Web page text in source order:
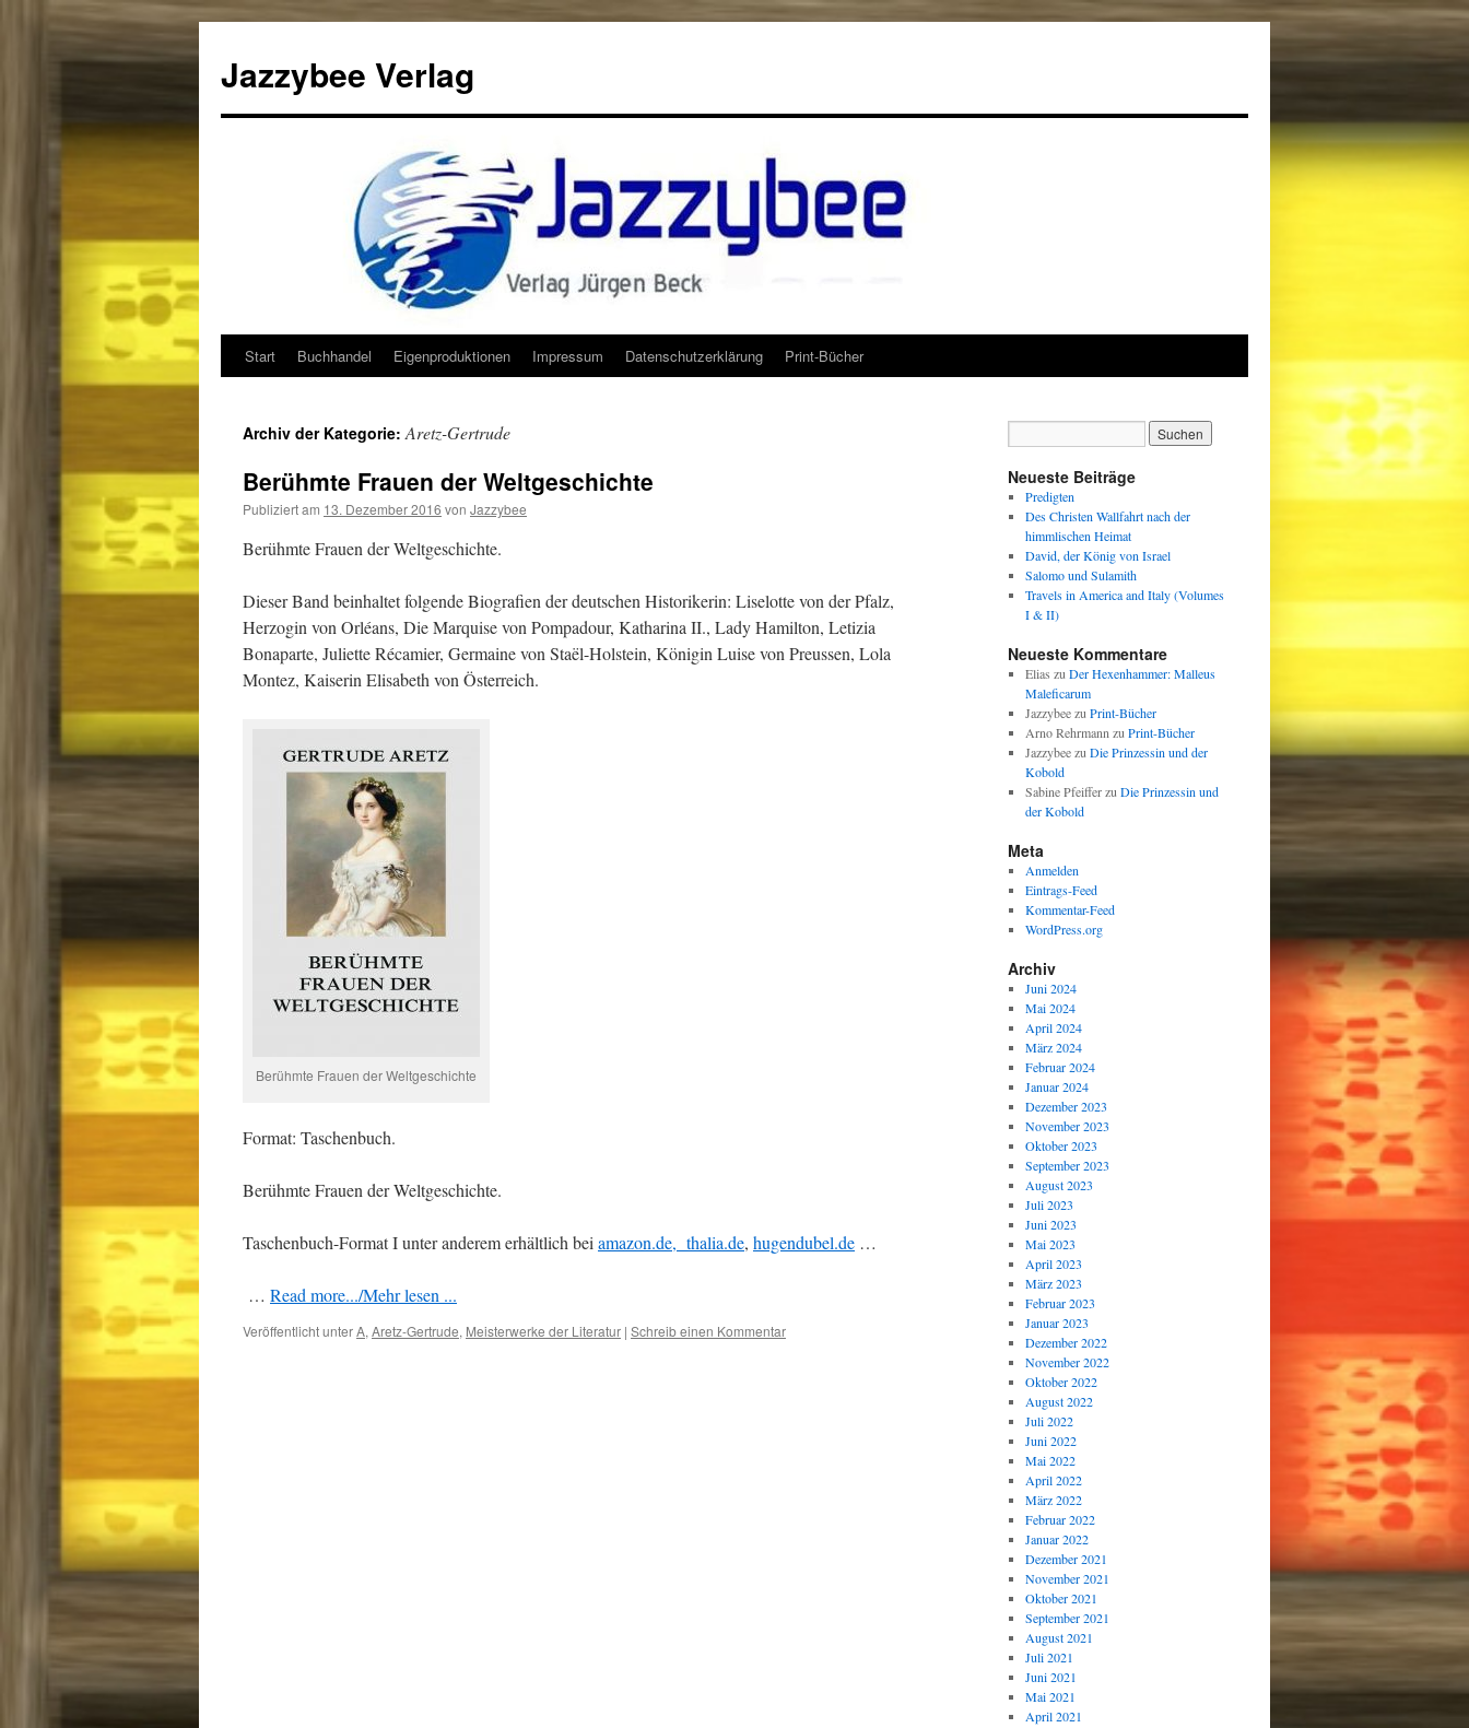
Jazzybee Verlag
Zum
springen
Start Buchhandel Eigenproduktionen Impressum Datenschutzerklärung Print-Bücher
Archiv der Kategorie:Aretz-Gertrude
Berühmte Frauen der Weltgeschichte
Publiziert am 13. Dezember 2016 von Jazzybee
Berühmte Frauen der Weltgeschichte.
Dieser Band beinhaltet folgende Biografien der deutschen Historikerin: Liselotte von der Pfalz,
Herzogin von Orléans, Die Marquise von Pompadour, Katharina II., Lady Hamilton, Letizia
Bonaparte, Juliette Récamier, Germaine von Staël-Holstein, Königin Luise von Preussen, Lola
Montez, Kaiserin Elisabeth von Österreich.
Berühmte Frauen der Weltgeschichte
Format: Taschenbuch.
Berühmte Frauen der Weltgeschichte.
Taschenbuch-Format I unter anderem erhältlich bei amazon.de, thalia.de, hugendubel.de …
… Read more.../Mehr lesen ...
Veröffentlicht unterA, Aretz-Gertrude, Meisterwerke der Literatur | Schreib einen Kommentar
Neueste Beiträge
Predigten
Des Christen Wallfahrt nach der
himmlischen Heimat
David, der König von Israel
Salomo und Sulamith
Travels in America and Italy (Volumes
I & II)
Neueste Kommentare
Elias zu Der Hexenhammer: Malleus
Maleficarum
Jazzybeezu Print-Bücher
Arno Rehrmann zu Print-Bücher
Jazzybeezu Die Prinzessin und der
Kobold
Sabine Pfeifferzu Die Prinzessin und
der Kobold
Meta
Anmelden
Eintrags-Feed
Kommentar-Feed
WordPress.org
Archiv
Juni 2024
Mai 2024
April 2024
März 2024
Februar 2024
Januar 2024
Dezember 2023
November 2023
Oktober 2023
September 2023
August 2023
Juli 2023
Juni 2023
Mai 2023
April 2023
März 2023
Februar 2023
Januar 2023
Dezember 2022
November 2022
Oktober 2022
August 2022
Juli 2022
Juni 2022
Mai 2022
April 2022
März 2022
Februar 2022
Januar 2022
Dezember 2021
November 2021
Oktober 2021
September 2021
August 2021
Juli 2021
Juni 2021
Mai 2021
April 2021